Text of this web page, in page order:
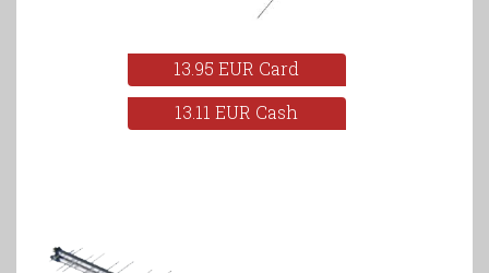
13.95 EUR Card
13.11 EUR Cash